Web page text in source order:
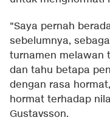
"Saya pernah
sebelumnya,
turnamen melawan
dan tahu betapa
dengan rasa
hormat terhadap
Gustavsson.